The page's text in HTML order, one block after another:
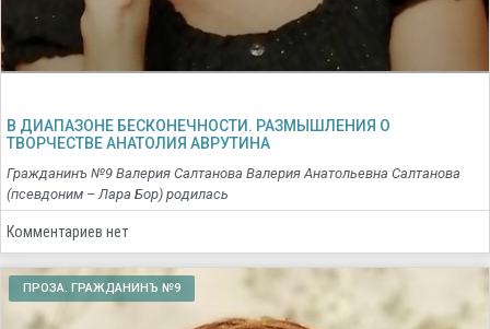
В ДИАПАЗОНЕ БЕСКОНЕЧНОСТИ. РАЗМЫШЛЕНИЯ О
ТВОРЧЕСТВЕ АНАТОЛИЯ АВРУТИНА
Гражданинъ №9 Валерия Салтанова Валерия Анатольевна Салтанова
(псевдоним – Лара Бор) родилась
Комментариев нет
ПРОЗА. ГРАЖДАНИНЪ №9